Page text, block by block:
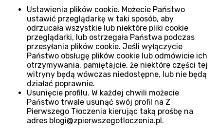
Ustawienia plików cookie. Możecie Państwo
ustawić przeglądarkę w taki sposób, aby
odrzucała wszystkie lub niektóre pliki cookie
przeglądarki, lub ostrzegała Państwa podczas
przesyłania plików cookie. Jeśli wyłączycie
Państwo obsługę plików cookie lub odmówicie ich
otrzymywania, pamiętajcie, że niektóre części tej
witryny będą wówczas niedostępne, lub nie będą
działać poprawnie.
Usunięcie profilu. W każdej chwili możecie
Państwo trwale usunąć swój profil na Z
Pierwszego Tłoczenia kierując taką prośbę na
adres blogi@zpierwszegotloczenia.pl.